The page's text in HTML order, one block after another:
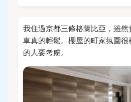
我住過京都三條格蘭比亞，雖
車真的輕鬆。櫻屋的町家氛圍
的人要考慮。